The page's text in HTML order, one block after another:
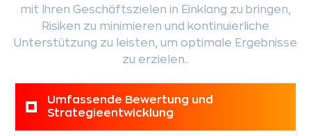
mit Ihren Geschäftszielen in Einklang zu bringen,
Risiken zu minimieren und kontinuierliche
Unterstützung zu leisten, um optimale Ergebnisse
zu erzielen..
Umfassende Bewertung und
Strategieentwicklung